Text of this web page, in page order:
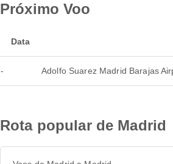
Próximo Voo
Data
- Adolfo Suarez Madrid Barajas
Rota popular de Madrid